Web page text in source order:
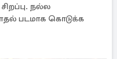
நல்ல
படமாக கொடுக்க